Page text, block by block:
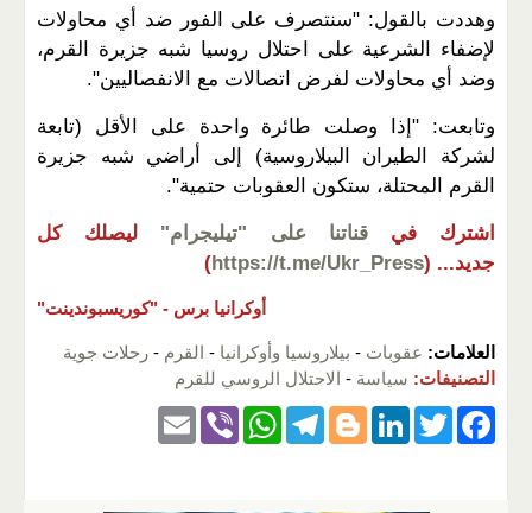
وهددت بالقول: "سنتصرف على الفور ضد أي محاولات
لإضفاء الشرعية على احتلال روسيا شبه جزيرة القرم،
وضد أي محاولات لفرض اتصالات مع الانفصاليين".
وتابعت: "إذا وصلت طائرة واحدة على الأقل (تابعة
لشركة الطيران البيلاروسية) إلى أراضي شبه جزيرة
القرم المحتلة، ستكون العقوبات حتمية".
اشترك في قناتنا على "تيليجرام"
ليصلك كل
جديد... (
https://t.me/Ukr_Press
)
أوكرانيا برس - "كوريسبوندينت"
العلامات: عقوبات - بيلاروسيا وأوكرانيا - القرم - رحلات جوية
التصنيفات: سياسة - الاحتلال الروسي للقرم
F
T
Li
Bl
T
W
Vi